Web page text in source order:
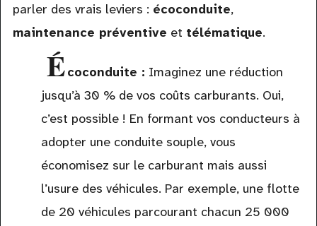
parler des vrais leviers : écoconduite,
maintenance préventive et télématique.
Écoconduite : Imaginez une réduction
jusqu’à 30 % de vos coûts carburants. Oui,
c’est possible ! En formant vos conducteurs à
adopter une conduite souple, vous
économisez sur le carburant mais aussi
l’usure des véhicules. Par exemple, une flotte
de 20 véhicules parcourant chacun 25 000